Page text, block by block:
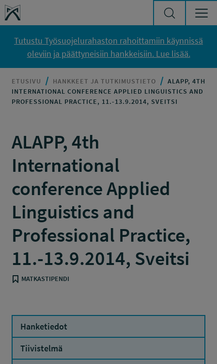
Siirry sisältöön
Työsuojelurahasto
Tutustu Työsuojelurahaston rahoittamiin käynnissä
oleviin ja päättyneisiin hankkeisiin. Lue lisää.
ETUSIVU HANKKEET JA TUTKIMUSTIETO
ALAPP, 4TH
INTERNATIONAL CONFERENCE APPLIED LINGUISTICS AND
PROFESSIONAL PRACTICE, 11.-13.9.2014, SVEITSI
ALAPP, 4th
International
conference Applied
Linguistics and
Professional Practice,
11.-13.9.2014, Sveitsi
MATKASTIPENDI
Hanketiedot
Tiivistelmä